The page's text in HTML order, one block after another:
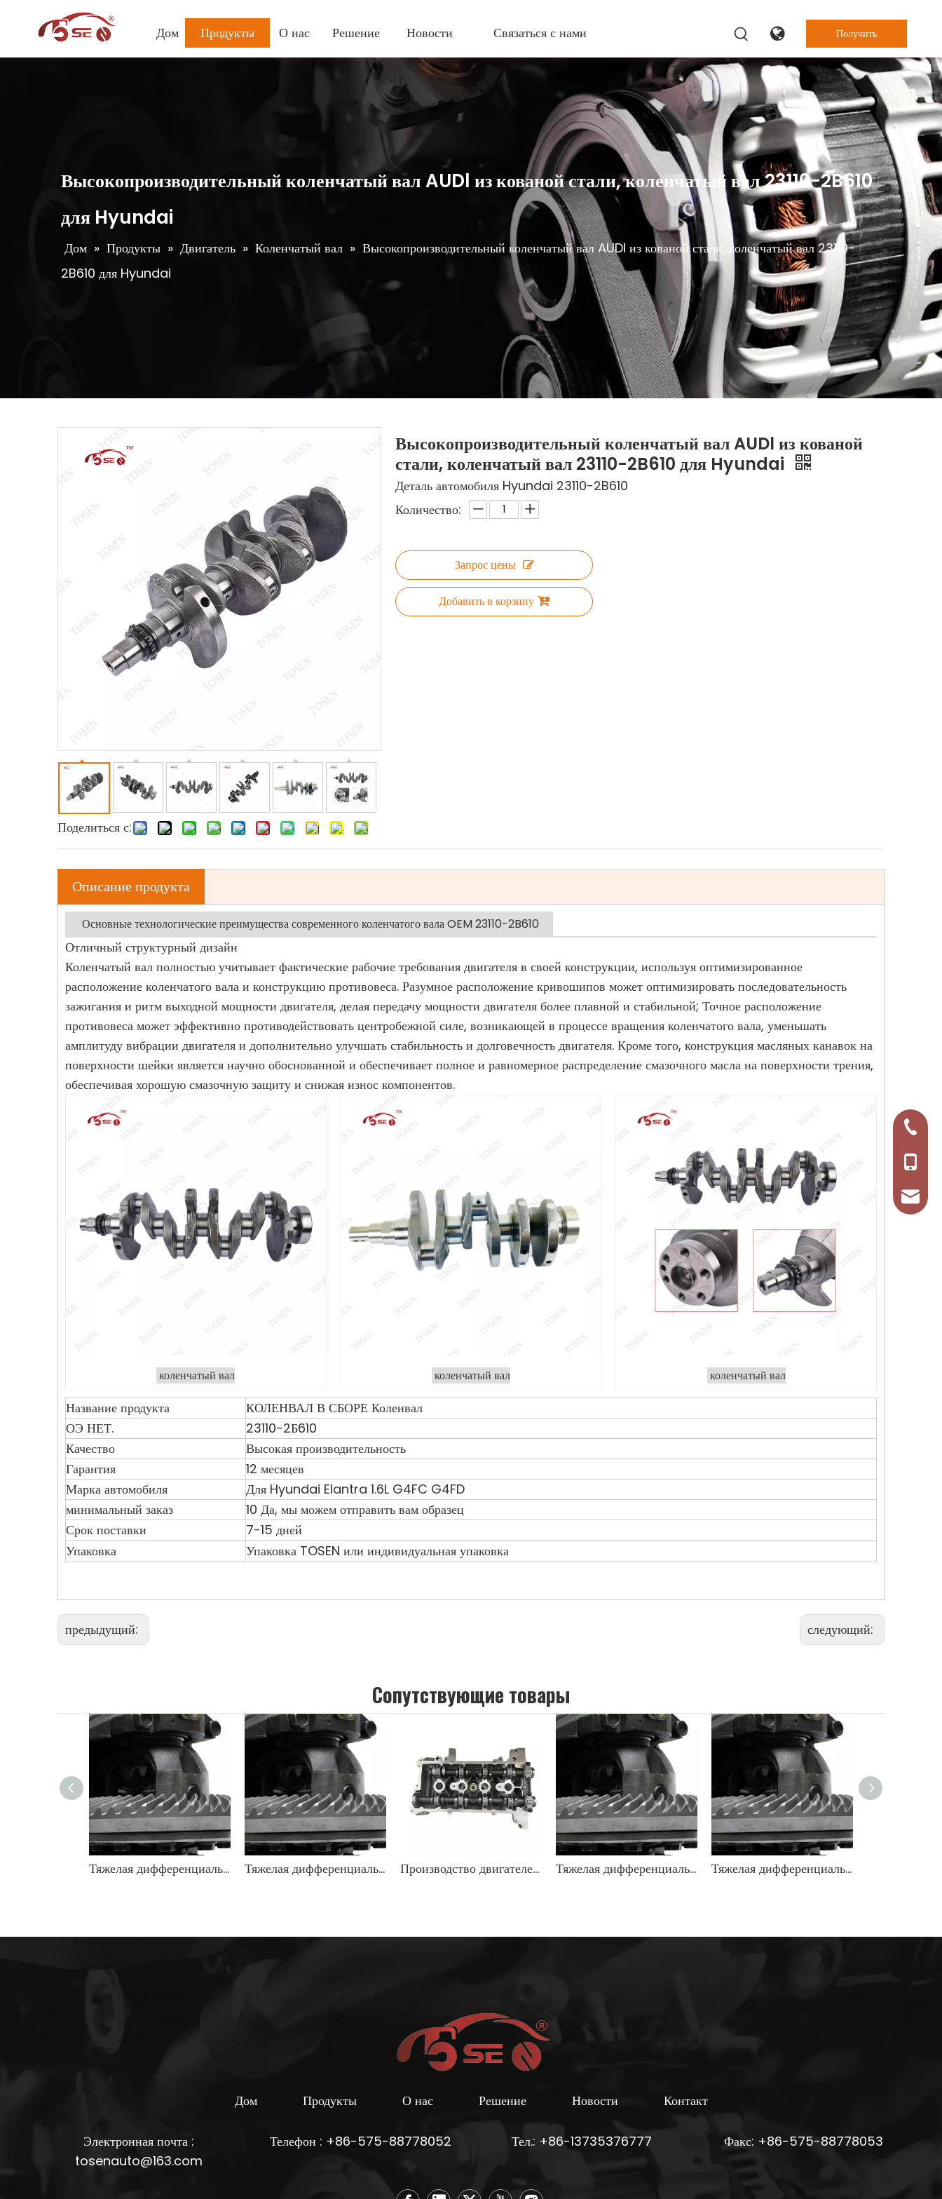
Дом Продукты О нас Решение Новости Связаться с нами
Получить
цену
Высокопроизводительный коленчатый вал AUDl из кованой стали, коленчатый вал 23110-2B610
для Hyundai
Дом » Продукты » Двигатель » Коленчатый вал » Высокопроизводительный коленчатый вал AUDl из кованой стали, коленчатый вал 23110-
2B610 для Hyundai
Поделиться с:
Высокопроизводительный коленчатый вал AUDl из кованой
стали, коленчатый вал 23110-2B610 для Hyundai
Деталь автомобиля Hyundai 23110-2B610
Количество:
Запрос цены
Добавить в корзину
Описание продукта
Основные технологические преимущества современного коленчатого вала OEM 23110-2B610
Отличный структурный дизайн
Коленчатый вал полностью учитывает фактические рабочие требования двигателя в своей конструкции, используя оптимизированное
расположение коленчатого вала и конструкцию противовеса. Разумное расположение кривошипов может оптимизировать последовательность
зажигания и ритм выходной мощности двигателя, делая передачу мощности двигателя более плавной и стабильной; Точное расположение
противовеса может эффективно противодействовать центробежной силе, возникающей в процессе вращения коленчатого вала, уменьшать
амплитуду вибрации двигателя и дополнительно улучшать стабильность и долговечность двигателя. Кроме того, конструкция масляных канавок на
поверхности шейки является научно обоснованной и обеспечивает полное и равномерное распределение смазочного масла на поверхности трения,
обеспечивая хорошую смазочную защиту и снижая износ компонентов.
коленчатый вал коленчатый вал коленчатый вал
Название продукта
КОЛЕНВАЛ В СБОРЕ Коленвал
ОЭ НЕТ.
23110-2Б610
Качество
Высокая производительность
Гарантия
12 месяцев
Марка автомобиля
Для Hyundai Elantra 1.6L G4FC G4FD
минимальный заказ
10 Да, мы можем отправить вам образец
Срок поставки
7-15 дней
Упаковка
Упаковка TOSEN или индивидуальная упаковка
предыдущий: следующий:
Cопутствующие товары
Тяжелая дифференциальная передача OEM 9071666 Тяжелая дифференциальная передача OEM 9071666 Производство двигателей K4M в сборе с головкой блока цилиндров для Renault Тяжелая дифференциальная передача OEM 9071666 Тяжелая дифференциальная передача OEM 9071666
Дом Продукты О нас Решение Новости Контакт
Электронная почта :
tosenauto@163.com
Телефон : +86-575-88778052 Тел.: +86-13735376777 Факс: +86-575-88778053
+86-
+86-